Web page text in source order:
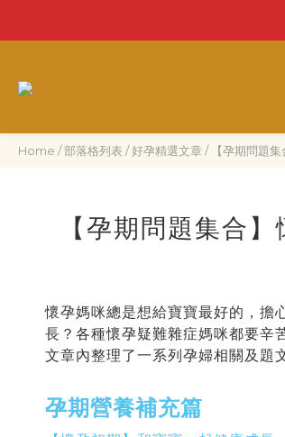
Home /部落格列表 /好孕精選文章 / 【孕期問題
【孕期問題集合
懷孕媽咪總是想給寶寶最好的，擔
長？各種懷孕疑難雜症媽咪都要
文章內整理了一系列孕婦相關及題
孕期營養補充篇